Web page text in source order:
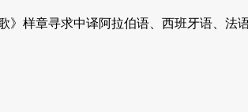
样章寻求中译阿拉伯语、西班牙语、法